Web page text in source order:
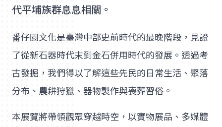
代平埔族群息息相關。
番仔園文化是臺灣中部史前時代的最晚階段，見證
了從新石器時代末到金石併用時代的發展。透過考
古發掘，我們得以了解這些先民的日常生活、聚落
分布、農耕狩獵、器物製作與喪葬習俗。
本展覽將帶領觀眾穿越時空，以實物展品、多媒體